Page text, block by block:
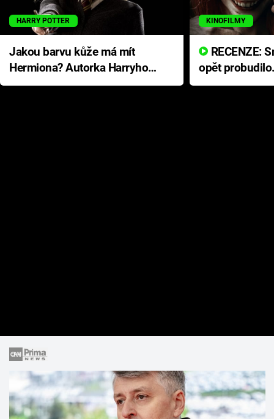
HARRY POTTER
Jakou barvu kůže má mít
Hermiona? Autorka Harryho
Pottera přišla s ráznou
KINOFILMY
opět
přichází s